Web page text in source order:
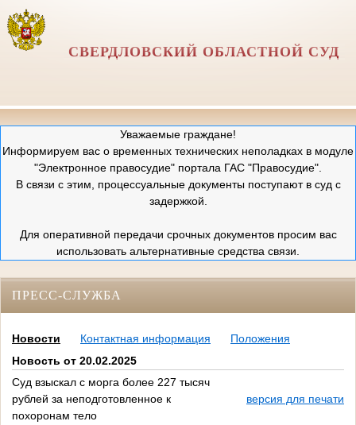
СВЕРДЛОВСКИЙ ОБЛАСТНОЙ СУД
Уважаемые граждане!
Информируем вас о временных технических неполадках в модуле
"Электронное правосудие" портала ГАС "Правосудие".
В связи с этим, процессуальные документы поступают в суд с
задержкой.
Для оперативной передачи срочных документов просим вас
использовать альтернативные средства связи.
ПРЕСС-СЛУЖБА
Новости Контактная информация
Положения
Новость от 20.02.2025
Суд взыскал с морга более 227 тысяч
рублей за неподготовленное к
похоронам тело
версия для печати